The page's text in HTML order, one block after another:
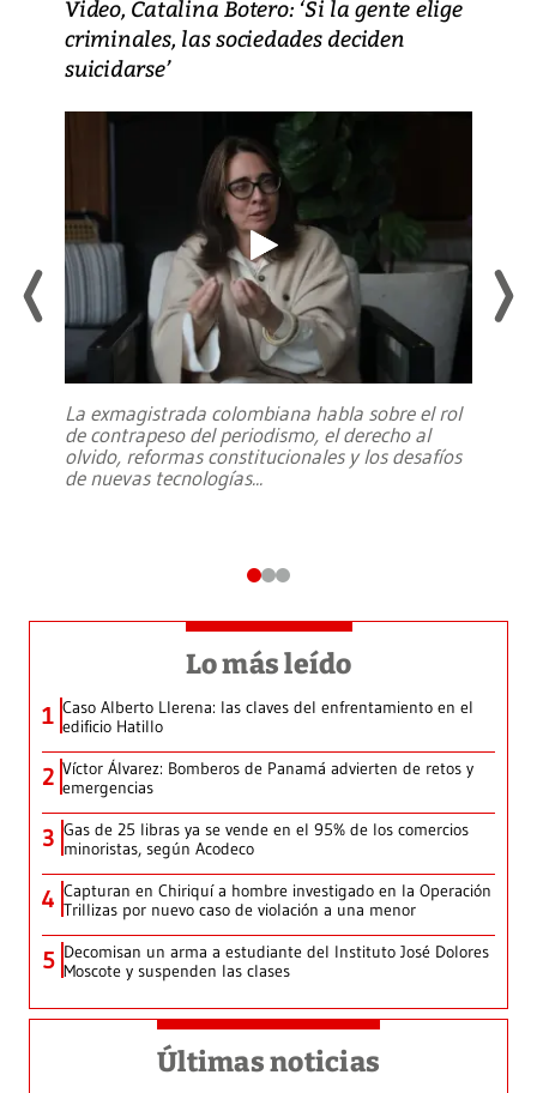
Video, Catalina Botero: ‘Si la gente elige
criminales, las sociedades deciden
suicidarse’
La exmagistrada colombiana habla sobre el rol
de contrapeso del periodismo, el derecho al
olvido, reformas constitucionales y los desafíos
de nuevas tecnologías...
Lo más leído
1 Caso Alberto Llerena: las claves del enfrentamiento en el
edificio Hatillo
2 Víctor Álvarez: Bomberos de Panamá advierten de retos y
emergencias
3 Gas de 25 libras ya se vende en el 95% de los comercios
minoristas, según Acodeco
4 Capturan en Chiriquí a hombre investigado en la Operación
Trillizas por nuevo caso de violación a una menor
5 Decomisan un arma a estudiante del Instituto José Dolores
Moscote y suspenden las clases
Últimas noticias